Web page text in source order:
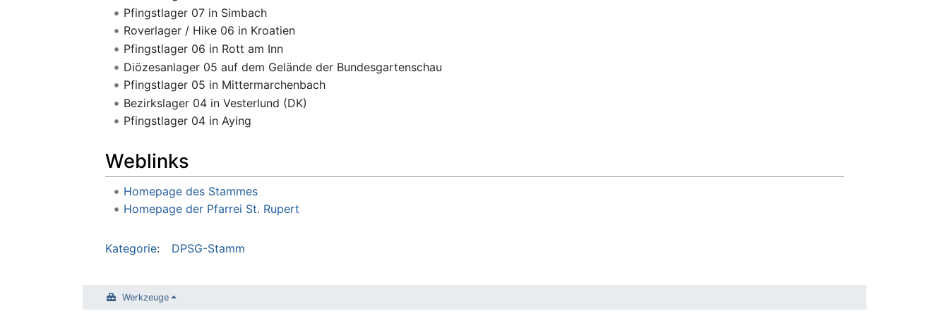
Pfingstlager 07 in Simbach
Roverlager / Hike 06 in Kroatien
Pfingstlager 06 in Rott am Inn
Diözesanlager 05 auf dem Gelände der Bundesgartenschau
Pfingstlager 05 in Mittermarchenbach
Bezirkslager 04 in Vesterlund (DK)
Pfingstlager 04 in Aying
Weblinks
Homepage des Stammes
Homepage der Pfarrei St. Rupert
Kategorie: DPSG-Stamm
Werkzeuge